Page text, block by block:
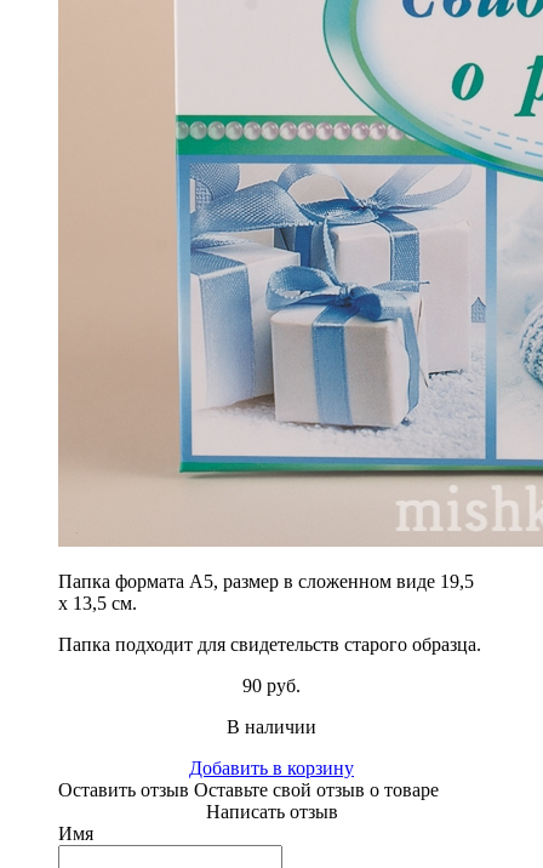
Папка формата А5, размер в сложенном виде 19,5
х 13,5 см.
Папка подходит для свидетельств старого образца.
90 руб.
В наличии
Добавить в корзину
Оставить отзыв Оставьте свой отзыв о товаре
Написать отзыв
Имя